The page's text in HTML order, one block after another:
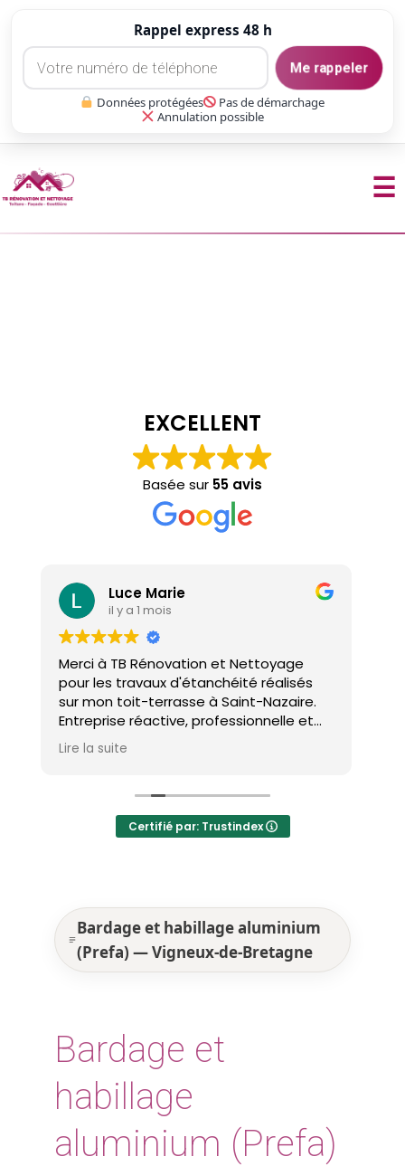
Rappel express 48 h
Me rappeler
Données protégées
Pas de démarchage
Annulation possible
☰
EXCELLENT
Basée sur 55 avis
Luce Marie
il y a 1 mois
Merci à TB Rénovation et Nettoyage
pour les travaux d'étanchéité réalisés
sur mon toit-terrasse à Saint-Nazaire.
Entreprise réactive, professionnelle et
agréable. Le travail a été réalisé avec
soin et dans les délais. Je recommande
Lire la suite
Certifié par: Trustindex
Bardage et habillage aluminium
(Prefa) — Vigneux-de-Bretagne
Bardage et
habillage
aluminium (Prefa)